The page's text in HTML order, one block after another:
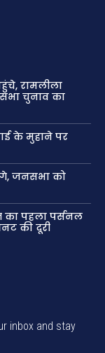
रामलीला
चुनाव का
के मुहाने पर
जनसभा को
का पहला पर्सनल
की दूरी
inbox and stay